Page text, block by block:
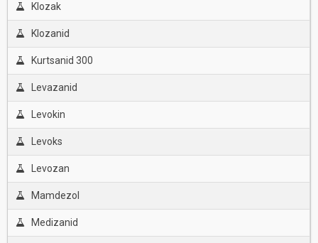
Klozak
Klozanid
Kurtsanid 300
Levazanid
Levokin
Levoks
Levozan
Mamdezol
Medizanid